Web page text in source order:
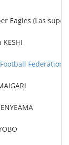
Eagles (Las
Federation